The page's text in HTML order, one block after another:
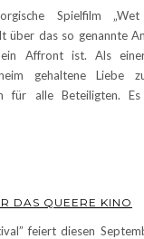
Spielfilm
über das so genannte
ein Affront ist. Als
gehaltene Liebe
für alle Beteiligten.
DAS QUEERE KINO
feiert diesen